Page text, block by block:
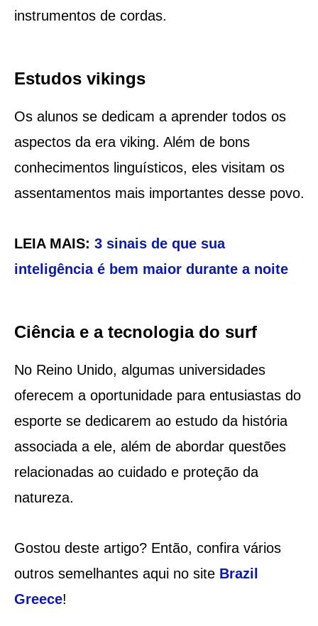
instrumentos de cordas.
Estudos vikings
Os alunos se dedicam a aprender todos os
aspectos da era viking. Além de bons
conhecimentos linguísticos, eles visitam os
assentamentos mais importantes desse povo.
LEIA MAIS: 3 sinais de que sua
inteligência é bem maior durante a noite
Ciência e a tecnologia do surf
No Reino Unido, algumas universidades
oferecem a oportunidade para entusiastas do
esporte se dedicarem ao estudo da história
associada a ele, além de abordar questões
relacionadas ao cuidado e proteção da
natureza.
Gostou deste artigo? Então, confira vários
outros semelhantes aqui no site Brazil
Greece!